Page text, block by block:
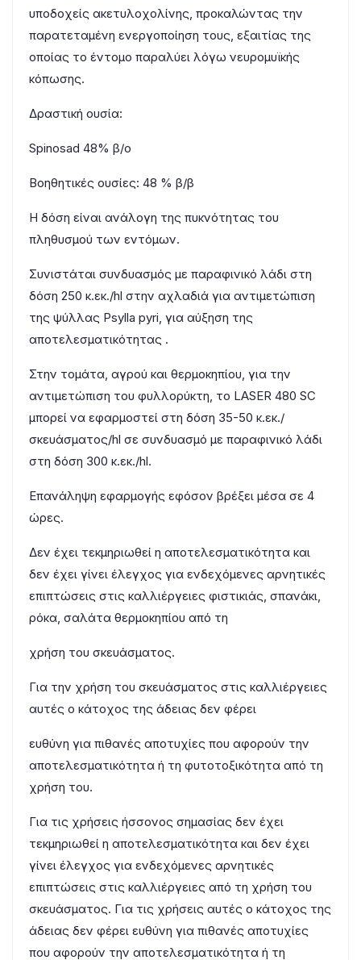
υποδοχείς ακετυλοχολίνης, προκαλώντας την
παρατεταμένη ενεργοποίηση τους, εξαιτίας της
οποίας το έντομο παραλύει λόγω νευρομυϊκής
κόπωσης.
Δραστική ουσία:
Spinosad 48% β/o
Βοηθητικές ουσίες: 48 % β/β
H δόση είναι ανάλογη της πυκνότητας του
πληθυσμού των εντόμων.
Συνιστάται συνδυασμός με παραφινικό λάδι στη
δόση 250 κ.εκ./hl στην αχλαδιά για αντιμετώπιση
της ψύλλας Psylla pyri, για αύξηση της
αποτελεσματικότητας .
Στην τομάτα, αγρού και θερμοκηπίου, για την
αντιμετώπιση του φυλλορύκτη, το LASER 480 SC
μπορεί να εφαρμοστεί στη δόση 35-50 κ.εκ./
σκευάσματος/hl σε συνδυασμό με παραφινικό λάδι
στη δόση 300 κ.εκ./hl.
Επανάληψη εφαρμογής εφόσον βρέξει μέσα σε 4
ώρες.
Δεν έχει τεκμηριωθεί η αποτελεσματικότητα και
δεν έχει γίνει έλεγχος για ενδεχόμενες αρνητικές
επιπτώσεις στις καλλιέργειες φιστικιάς, σπανάκι,
ρόκα, σαλάτα θερμοκηπίου από τη
χρήση του σκευάσματος.
Για την χρήση του σκευάσματος στις καλλιέργειες
αυτές ο κάτοχος της άδειας δεν φέρει
ευθύνη για πιθανές αποτυχίες που αφορούν την
αποτελεσματικότητα ή τη φυτοτοξικότητα από τη
χρήση του.
Για τις χρήσεις ήσσονος σημασίας δεν έχει
τεκμηριωθεί η αποτελεσματικότητα και δεν έχει
γίνει έλεγχος για ενδεχόμενες αρνητικές
επιπτώσεις στις καλλιέργειες από τη χρήση του
σκευάσματος. Για τις χρήσεις αυτές ο κάτοχος της
άδειας δεν φέρει ευθύνη για πιθανές αποτυχίες
που αφορούν την αποτελεσματικότητα ή τη